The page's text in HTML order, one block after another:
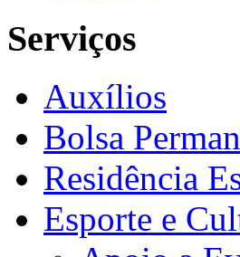
Serviços
Auxílios
Bolsa
Residência
Esporte e